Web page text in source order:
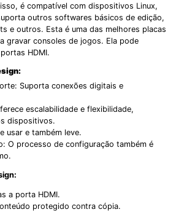
é compatível com dispositivos Linux,
outros softwares básicos de edição,
e outros. Esta é uma das melhores placas
gravar consoles de jogos. Ela pode
HDMI.
Suporta conexões digitais e
escalabilidade e flexibilidade,
dispositivos.
usar e também leve.
O processo de configuração também é
a porta HDMI.
protegido contra cópia.